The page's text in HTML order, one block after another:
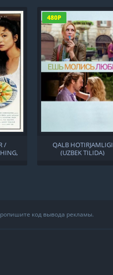
/
480P
QALB HOTIRJAMLIGI
(UZBEK TILIDA)
код вывода рекламы.